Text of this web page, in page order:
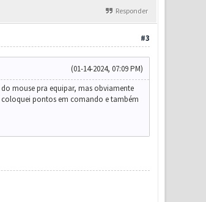
Responder
#3
(01-14-2024, 07:09 PM)
mouse pra equipar, mas obviamente
coloquei pontos em comando e também